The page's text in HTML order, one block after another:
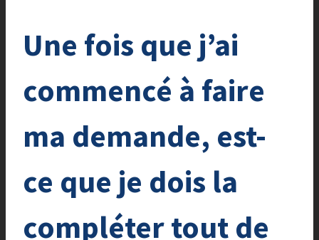
Une fois que j’ai
commencé à faire
ma demande, est-
ce que je dois la
compléter tout de